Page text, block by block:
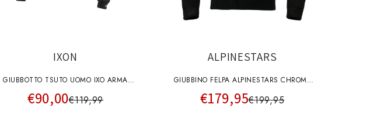
IXON
GIUBBOTTO TSUTO UOMO IXO ARMA
NERO-BIANCO-ROSSO VIVO
€90,00€119,99
ALPINESTARS
GIUBBINO FELPA ALPINESTARS CHROME
SUPERAIRFLOW HOODIE NERO GRIGIO
BIANCO
€179,95€199,95